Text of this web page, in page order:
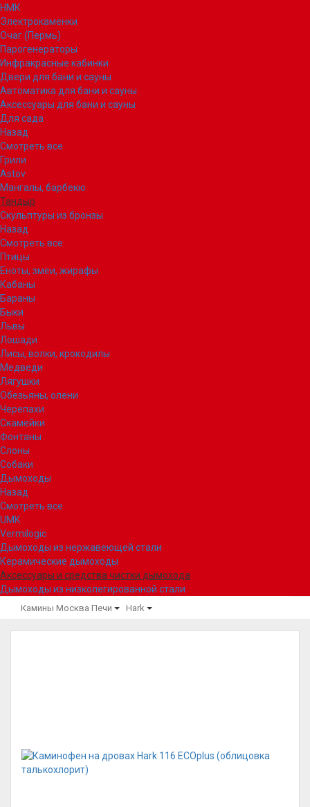
НМК
Электрокаменки
Очаг (Пермь)
Парогенераторы
Инфракрасные кабинки
Двери для бани и сауны
Автоматика для бани и сауны
Аксессуары для бани и сауны
Для сада
Назад
Смотреть все
Грили
Astov
Мангалы, барбекю
Тандыр
Скульптуры из бронзы
Назад
Смотреть все
Птицы
Еноты, змеи, жирафы
Кабаны
Бараны
Быки
Львы
Лошади
Лисы, волки, крокодилы
Медведи
Лягушки
Обезьяны, олени
Черепахи
Скамейки
Фонтаны
Слоны
Собаки
Дымоходы
Назад
Смотреть все
UMK
Vermilogic
Дымоходы из нержавеющей стали
Керамические дымоходы
Аксессуары и средства чистки дымохода
Дымоходы из низколегированной стали
Камины Москва Печи Hark